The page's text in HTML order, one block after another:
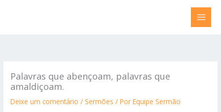
Palavras que abençoam, palavras que
amaldiçoam.
Deixe um comentário /Sermões / PorEquipe Sermão